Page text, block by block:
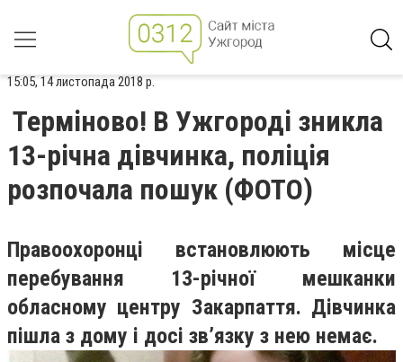
15:05, 14 листопада 2018 р.
Терміново! В Ужгороді зникла
13-річна дівчинка, поліція
розпочала пошук (ФОТО)
Правоохоронцi встановлюють мiсце
перебування 13-рiчної мешканки
обласному центру Закарпаття. Дiвчинка
пiшла з дому i досi зв’язку з нею немає.